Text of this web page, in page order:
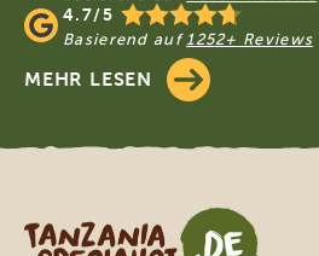
4.7/5
Basierend auf 1252+ Reviews
MEHR LESEN
Tanzania Specialist